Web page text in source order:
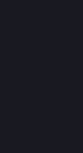
(Contenido de la
Los DLC
durante catorce
pertenecen se ha
adquisición del
modificado o
casos Steam no
ejemplo, si el DLC
del juego). Estas
como no